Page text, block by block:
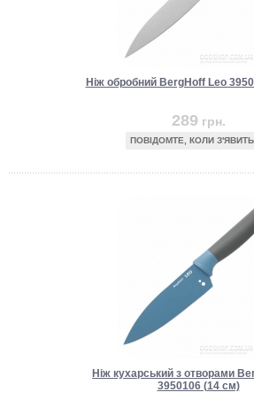
Ніж обробний BergHoff Leo
289 грн.
ПОВІДОМТЕ, КОЛИ
Ніж кухарський з отворами
3950106 (14 см)